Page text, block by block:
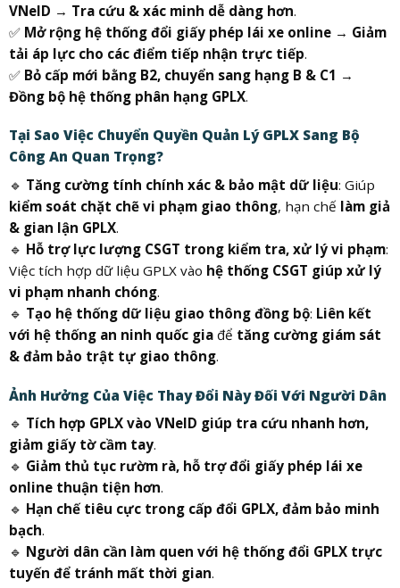
VNeID → Tra cứu & xác minh dễ dàng hơn.
✅ Mở rộng hệ thống đổi giấy phép lái xe online→ Giảm
tải áp lực cho các điểm tiếp nhận trực tiếp.
✅ Bỏ cấp mới bằng B2, chuyển sang hạng B & C1 →
Đồng bộ hệ thống phân hạng GPLX.
Tại Sao Việc Chuyển Quyền Quản Lý GPLX Sang Bộ
Công An Quan Trọng?
🔹 Tăng cường tính chính xác & bảo mật dữ liệu: Giúp
kiểm soát chặt chẽ vi phạm giao thông, hạn chế làm giả
& gian lận GPLX.
🔹 Hỗ trợ lực lượng CSGT trong kiểm tra, xử lý vi phạm:
Việc tích hợp dữ liệu GPLX vào hệ thống CSGT giúp xử lý
vi phạm nhanh chóng.
🔹 Tạo hệ thống dữ liệu giao thông đồng bộ: Liên kết
với hệ thống an ninh quốc giađể tăng cường giám sát
& đảm bảo trật tự giao thông.
Ảnh Hưởng Của Việc Thay Đổi Này Đối Với Người Dân
🔹 Tích hợp GPLX vào VNeID giúp tra cứu nhanh hơn,
giảm giấy tờ cầm tay.
🔹 Giảm thủ tục rườm rà, hỗ trợ đổi giấy phép lái xe
online thuận tiện hơn.
🔹 Hạn chế tiêu cực trong cấp đổi GPLX, đảm bảo minh
bạch.
🔹 Người dân cần làm quen với hệ thống đổi GPLX trực
tuyến để tránh mất thời gian.